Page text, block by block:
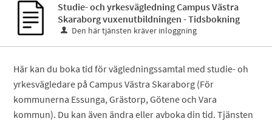
Studie- och yrkesvägledning Campus Västra
Skaraborg vuxenutbildningen - Tidsbokning
Den här tjänsten kräver inloggning
Här kan du boka tid för vägledningssamtal med studie- oh
yrkesvägledare på Campus Västra Skaraborg (För
kommunerna Essunga, Grästorp, Götene och Vara
kommun). Du kan även ändra eller avboka din tid. Tjänsten